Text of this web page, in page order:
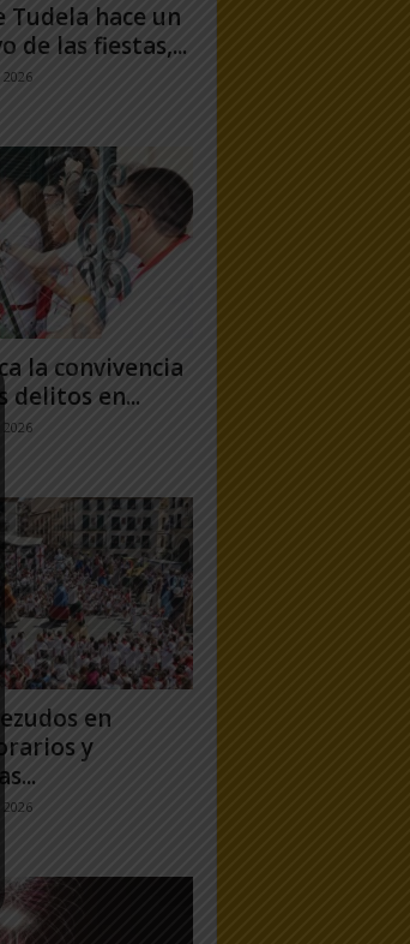
Tudela hace un
de las fiestas,...
la convivencia
delitos en...
2026
en
y
2026